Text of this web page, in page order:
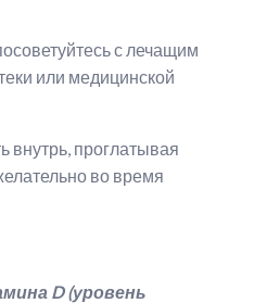
с лечащим
или медицинской
внутрь, проглатывая
во время
D(уровень